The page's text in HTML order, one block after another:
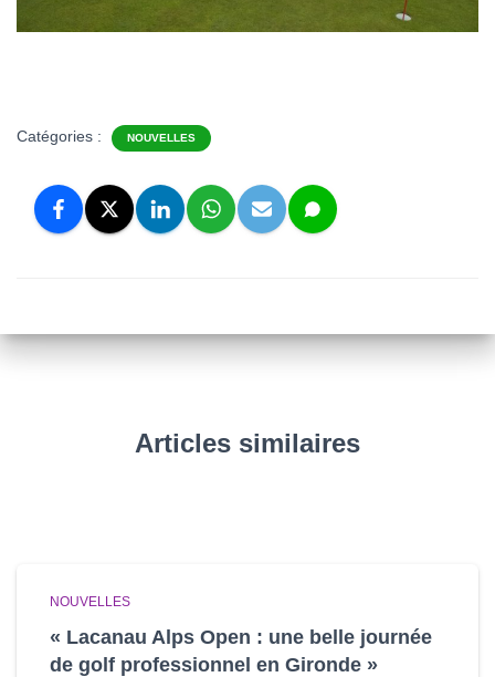
Catégories : NOUVELLES
Articles similaires
NOUVELLES
« Lacanau Alps Open : une belle journée
de golf professionnel en Gironde »